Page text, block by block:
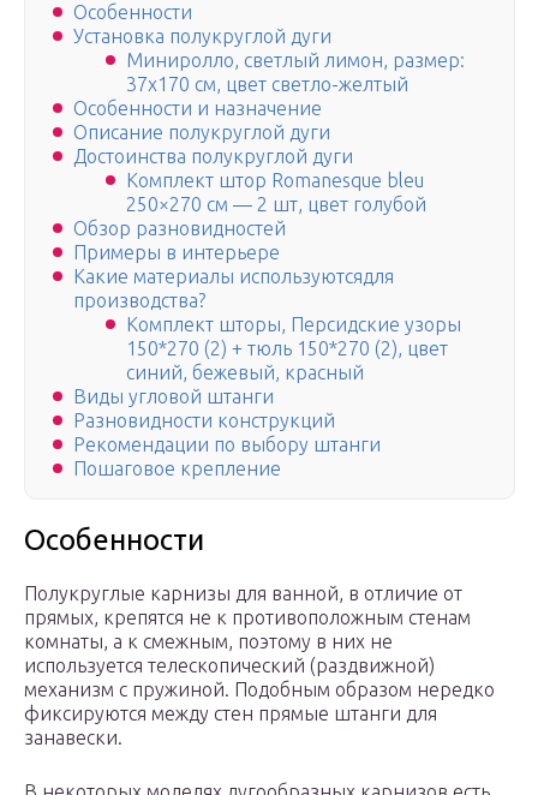
Особенности
Установка полукруглой дуги
Миниролло, светлый лимон, размер:
37х170 см, цвет светло-желтый
Особенности и назначение
Описание полукруглой дуги
Достоинства полукруглой дуги
Комплект штор Romanesque bleu
250×270 см — 2 шт, цвет голубой
Обзор разновидностей
Примеры в интерьере
Какие материалы используютсядля
производства?
Комплект шторы, Персидские узоры
150*270 (2) + тюль 150*270 (2), цвет
синий, бежевый, красный
Виды угловой штанги
Разновидности конструкций
Рекомендации по выбору штанги
Пошаговое крепление
Особенности
Полукруглые карнизы для ванной, в отличие от
прямых, крепятся не к противоположным стенам
комнаты, а к смежным, поэтому в них не
используется телескопический (раздвижной)
механизм с пружиной. Подобным образом нередко
фиксируются между стен прямые штанги для
занавески.